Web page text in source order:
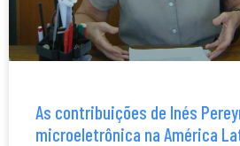
As contribuições de Inés
microeletrônica na América